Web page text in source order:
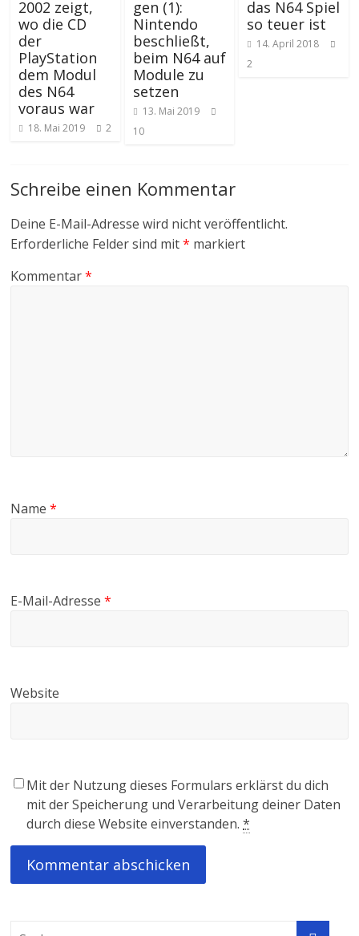
2002 zeigt,
wo die CD
der
PlayStation
dem Modul
des N64
voraus war
18. Mai 2019 2
gen (1):
Nintendo
beschließt,
beim N64 auf
Module zu
setzen
13. Mai 2019
10
das N64 Spiel
so teuer ist
14. April 2018
2
Schreibe einen Kommentar
Deine E-Mail-Adresse wird nicht veröffentlicht.
Erforderliche Felder sind mit* markiert
Kommentar*
Name*
E-Mail-Adresse*
Website
Mit der Nutzung dieses Formulars erklärst du dich
mit der Speicherung und Verarbeitung deiner Daten
durch diese Website einverstanden.*